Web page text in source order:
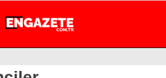
24.4
İSTANBUL